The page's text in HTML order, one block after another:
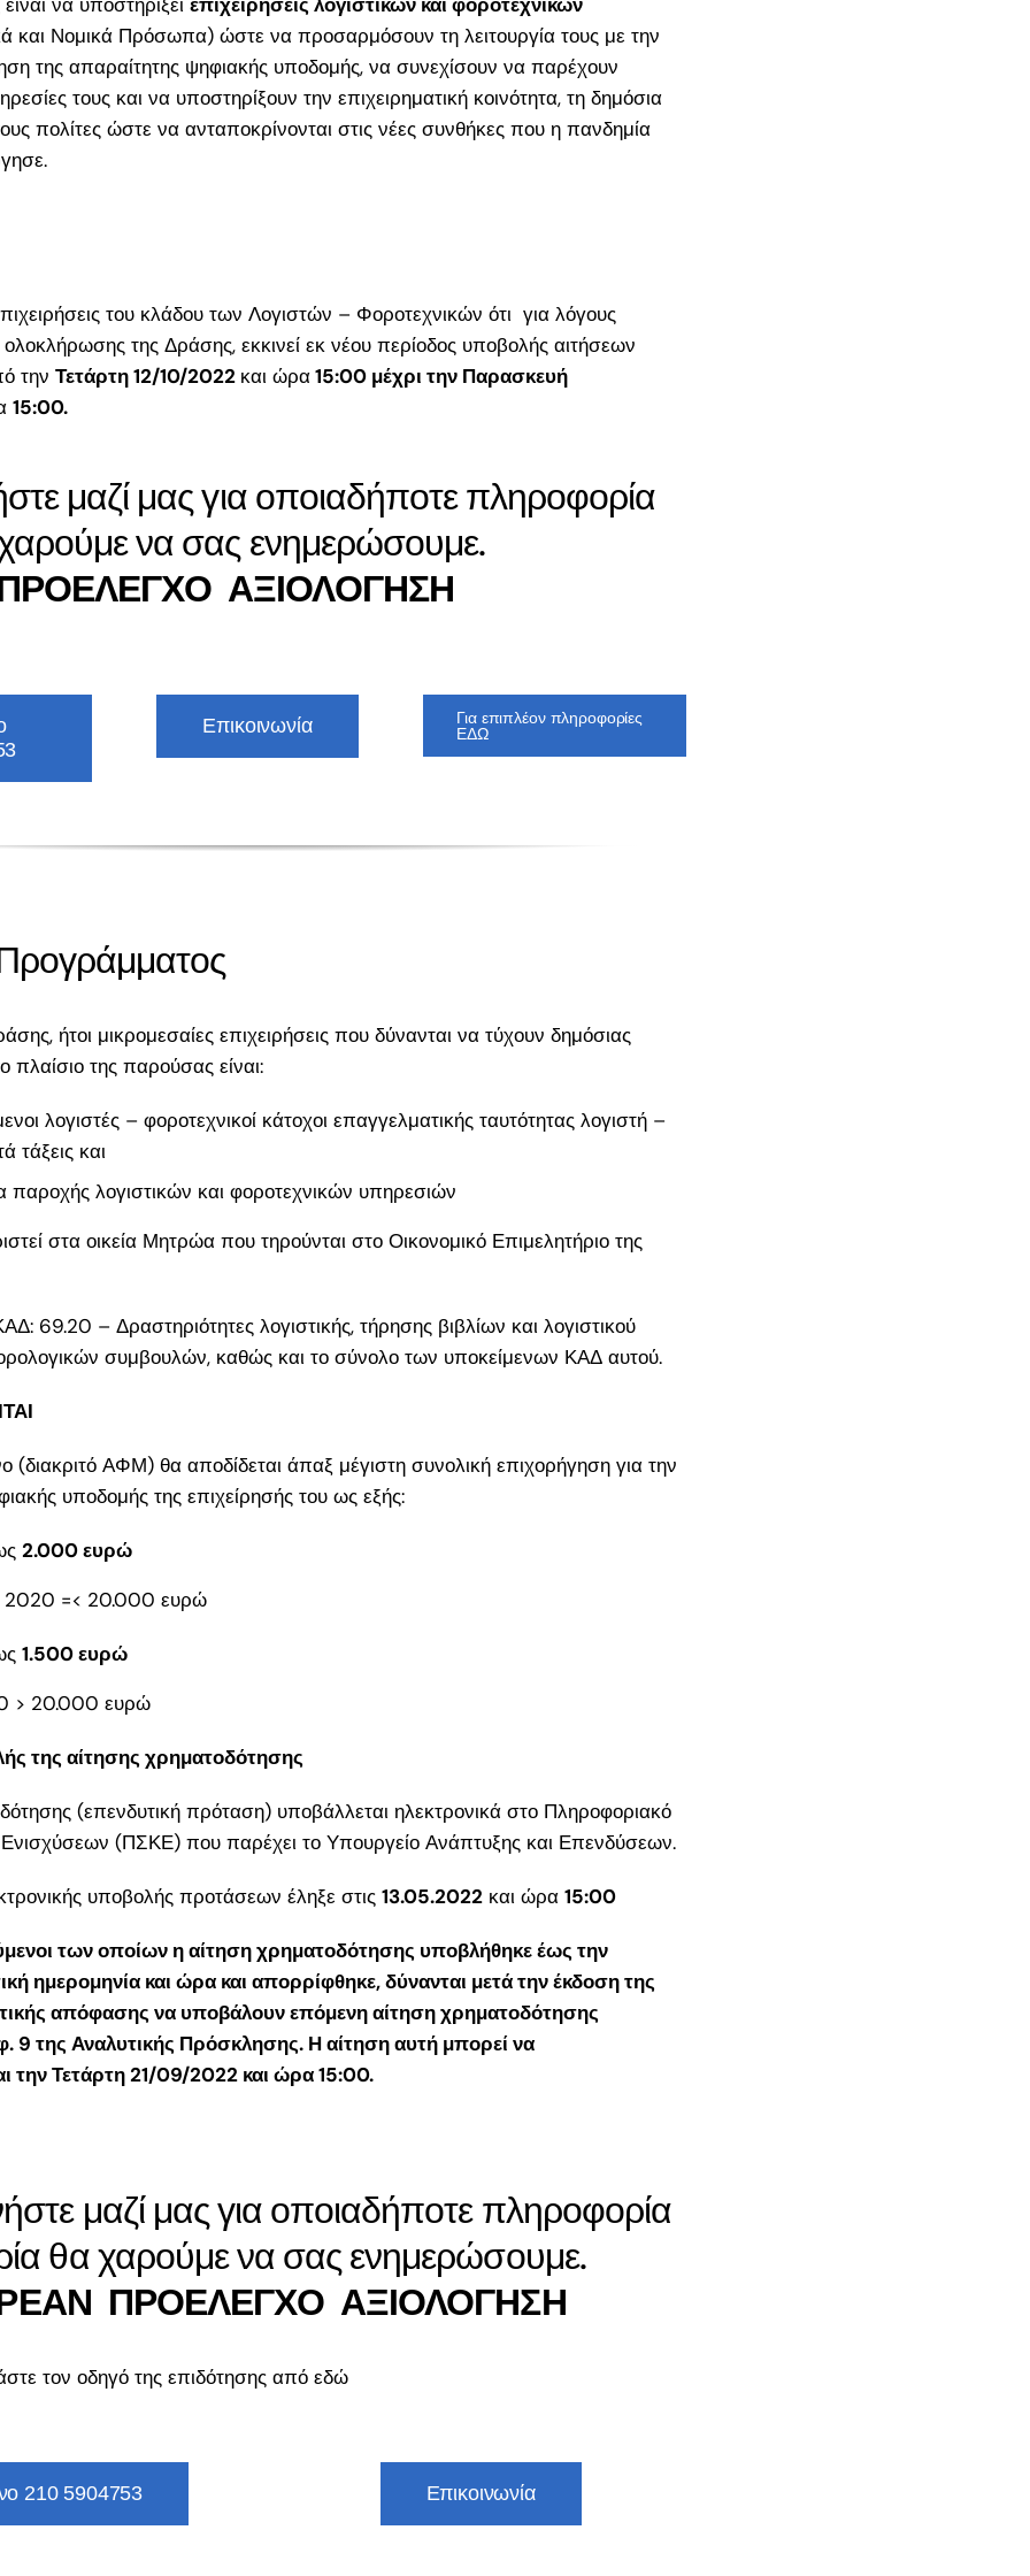
18–
την
έως
Ο
για
18–
την
έως
και Νομικά Πρόσωπα) ώστε να προσαρμόσουν τη λειτουργία τους με την
της απαραίτητης ψηφιακής υποδομής, να συνεχίσουν να παρέχουν
τους και να υποστηρίξουν την επιχειρηματική κοινότητα, τη δημόσια
πολίτες ώστε να ανταποκρίνονται στις νέες συνθήκες που η πανδημία
του κλάδου των Λογιστών – Φοροτεχνικών ότι για λόγους
της Δράσης, εκκινεί εκ νέου περίοδος υποβολής αιτήσεων
την Τετάρτη 12/10/2022 και ώρα15:00 μέχρι την Παρασκευή
15:00.
μαζί μας για οποιαδήποτε πληροφορία
να σας ενημερώσουμε.
ΑΞΙΟΛΟΓΗΣΗ
Επικοινωνία
Για επιπλέον πληροφορίες
ΕΔΩ
Προγράμματος
ήτοι μικρομεσαίες επιχειρήσεις που δύνανται να τύχουν δημόσιας
πλαίσιο της παρούσας είναι:
λογιστές – φοροτεχνικοί κάτοχοι επαγγελματικής ταυτότητας λογιστή –
τάξεις και
λογιστικών και φοροτεχνικών υπηρεσιών
στα οικεία Μητρώα που τηρούνται στο Οικονομικό Επιμελητήριο της
69.20 – Δραστηριότητες λογιστικής, τήρησης βιβλίων και λογιστικού
συμβουλών, καθώς και το σύνολο των υποκείμενων ΚΑΔ αυτού.
(διακριτό ΑΦΜ) θα αποδίδεται άπαξ μέγιστη συνολική επιχορήγηση για την
υποδομής της επιχείρησής του ως εξής:
2.000 ευρώ
2020 =< 20.000 ευρώ
1.500 ευρώ
> 20.000 ευρώ
της αίτησης χρηματοδότησης
(επενδυτική πρόταση) υποβάλλεται ηλεκτρονικά στο Πληροφοριακό
(ΠΣΚΕ) που παρέχει το Υπουργείο Ανάπτυξης και Επενδύσεων.
υποβολής προτάσεων έληξε στις 13.05.2022και ώρα 15:00
των οποίων η αίτηση χρηματοδότησης υποβλήθηκε έως την
ημερομηνία και ώρα και απορρίφθηκε, δύνανται μετά την έκδοση της
απόφασης να υποβάλουν επόμενη αίτηση χρηματοδότησης
9 της Αναλυτικής Πρόσκλησης. Η αίτηση αυτή μπορεί να
την Τετάρτη 21/09/2022 και ώρα 15:00.
μαζί μας για οποιαδήποτε πληροφορία
θα χαρούμε να σας ενημερώσουμε.
ΠΡΟΕΛΕΓΧΟ ΑΞΙΟΛΟΓΗΣΗ
τον οδηγό τηςεπιδότησης από εδώ
210 5904753 Επικοινωνία